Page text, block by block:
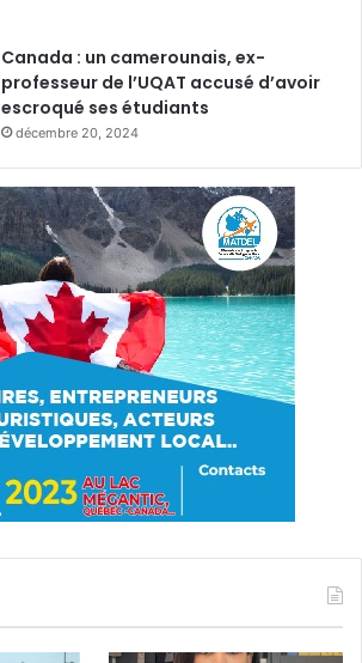
Canada : un camerounais, ex-
professeur de l’UQAT accusé d’avoir
escroqué ses étudiants
décembre 20, 2024